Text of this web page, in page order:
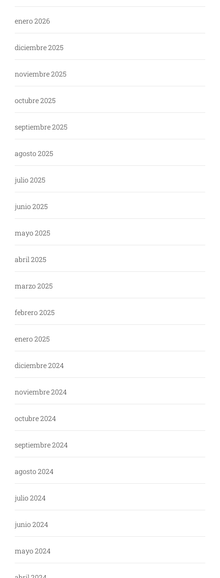
enero 2026
diciembre 2025
noviembre 2025
octubre 2025
septiembre 2025
agosto 2025
julio 2025
junio 2025
mayo 2025
abril 2025
marzo 2025
febrero 2025
enero 2025
diciembre 2024
noviembre 2024
octubre 2024
septiembre 2024
agosto 2024
julio 2024
junio 2024
mayo 2024